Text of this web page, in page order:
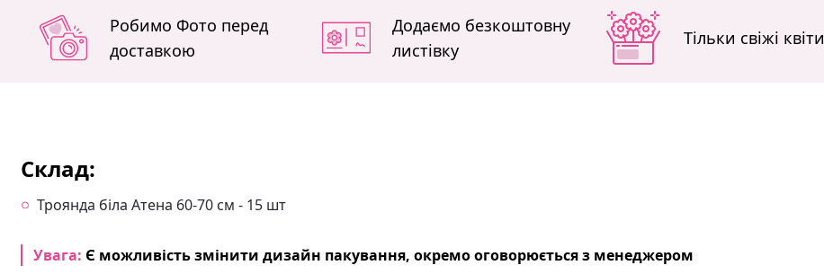
Робимо Фото перед
доставкою
Додаємо безкоштовну
листівку
Тільки свіжі квіти
Склад:
Троянда біла Атена 60-70 см - 15 шт
Увага: Є можливість змінити дизайн пакування, окремо оговорюється з менеджером